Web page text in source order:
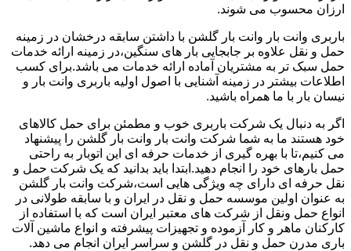
ارزان محسوب می شوند.
باربری وانت بار وانت بار گلشن با داشتن سابقه درخشان در زمینه
حمل و نقل علاوه بر جابجایی بار های سنگین،در زمینه ارائه خدمات
حمل سبک تر به مشتریان آماده ارائه خدمات می باشد.برای کسب
اطلاعات بیشتر در زمینه آشنایی با اصول اولیه باربری وانت بار و
نیسان بار با ما همراه باشید.
اگر به دنبال یک شرکت باربری خوب و مطمئن برای حمل کالاهای
خود هستند ما به شما شرکت وانت بار وانت بار گلشن را پیشنهاد
می کنیم،تا با بهره گیری از خدمات حرفه ای این اتوبار به راحتی
حمل بارهای خود را انجام دهید.ابتدا باید بدانید که یک شرکت حمل و
نقل حرفه ای دارای چه ویژگی هایی است،شرکت وانت بار گلشن
به عنوان اولین موسسه حمل و نقل در ایران و با سابقه طولانی در
انواع حمل ونقل از شرکت های معتبر ایران است که با استفاده از
کارکنان ماهر و کار آزموده و تجهیزات پیشرفته و انواع ماشین آلات
باری مدرن حمل و نقل در گلشن و سراسر ایران انجام می دهد.